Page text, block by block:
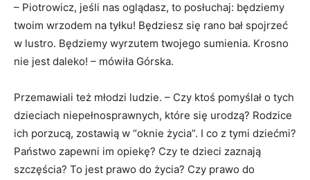
– Piotrowicz, jeśli nas oglądasz, to posłuchaj: będziemy
twoim wrzodem na tyłku! Będziesz się rano bał spojrzeć
w lustro. Będziemy wyrzutem twojego sumienia. Krosno
nie jest daleko! – mówiła Górska.
Przemawiali też młodzi ludzie. – Czy ktoś pomyślał o tych
dzieciach niepełnosprawnych, które się urodzą? Rodzice
ich porzucą, zostawią w “oknie życia”. I co z tymi dziećmi?
Państwo zapewni im opiekę? Czy te dzieci zaznają
szczęścia? To jest prawo do życia? Czy prawo do